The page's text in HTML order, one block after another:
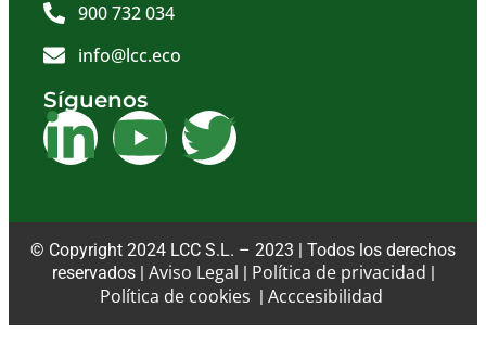
900 732 034
info@lcc.eco
Síguenos
© Copyright 2024 LCC S.L. – 2023 | Todos los derechos
reservados | Aviso Legal | Política de privacidad |
Política de cookies | Acccesibilidad